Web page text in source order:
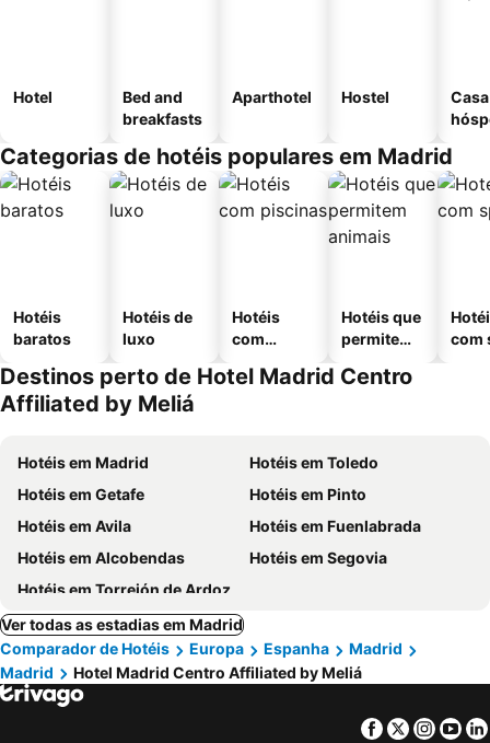
Hotel
Bed and
breakfasts
Aparthotel Hostel
Categorias de hotéis populares em Madrid
Hotéis
baratos
Hotéis de
luxo
Hotéis
com
Hotéis que
permitem
com
Destinos perto de Hotel Madrid Centro
Affiliated by Meliá
Hotéis em Madrid
Hotéis em Toledo
Hotéis em Getafe
Hotéis em Pinto
Hotéis em Avila
Hotéis em Fuenlabrada
Hotéis em Alcobendas
Hotéis em Segovia
Hotéis em Torrejón de Ardoz
Ver todas as estadias em Madrid
Comparador de Hotéis
Europa Espanha
Madrid
Madrid
Hotel Madrid Centro Affiliated by Meliá
Facebook
Twitter